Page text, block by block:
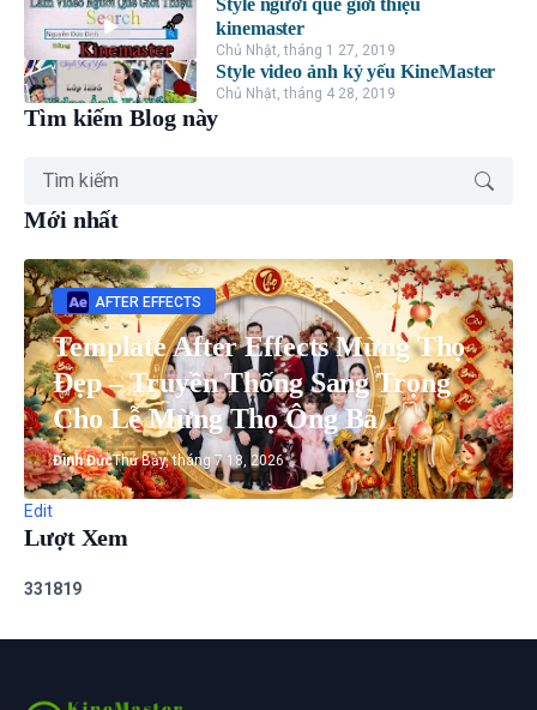
Style người que giới thiệu
kinemaster
Chủ Nhật, tháng 1 27, 2019
Style video ảnh kỷ yếu KineMaster
Chủ Nhật, tháng 4 28, 2019
Tìm kiếm Blog này
Mới nhất
AFTER EFFECTS
Template After Effects Mừng Thọ
Đẹp – Truyền Thống Sang Trọng
Cho Lễ Mừng Thọ Ông Bà
Đình ĐứcThứ Bảy, tháng 7 18, 2026
Edit
Lượt Xem
331 81 9